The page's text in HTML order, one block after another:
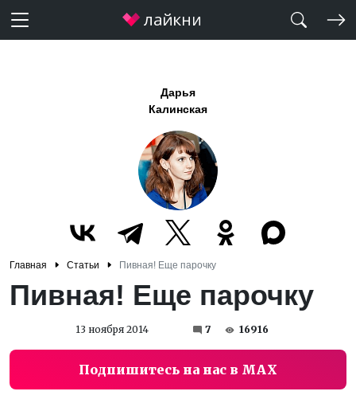
Дарья
Калинская
Главная Статьи Пивная! Еще парочку
Пивная! Еще парочку
13 ноября 2014 7 16916
Подпишитесь на нас в MAX